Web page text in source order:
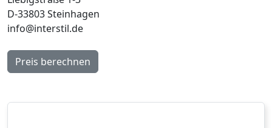
D-33803 Steinhagen
info@interstil.de
Preis berechnen